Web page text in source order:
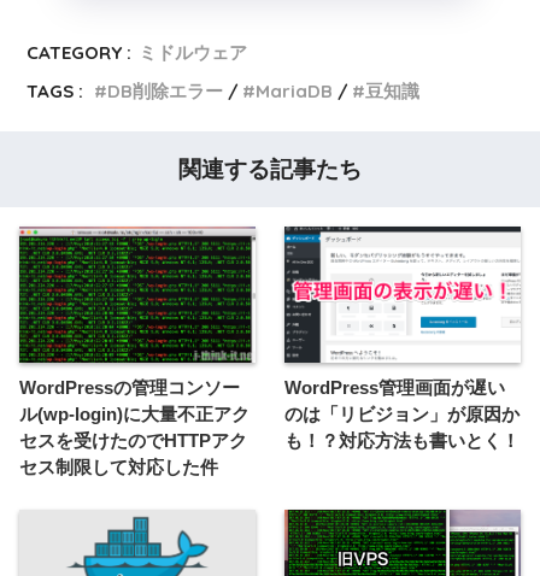
CATEGORY : ミドルウェア
TAGS :
DB削除エラー MariaDB 豆知識
関連する記事たち
WordPressの管理コンソー
ル(wp-login)に大量不正アク
セスを受けたのでHTTPアク
セス制限して対応した件
WordPress管理画面が遅い
のは「リビジョン」が原因か
も！？対応方法も書いとく！